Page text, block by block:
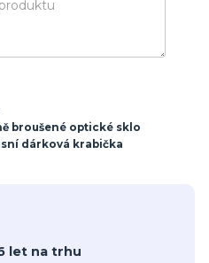
broušené optické sklo
dárková krabička
let na trhu